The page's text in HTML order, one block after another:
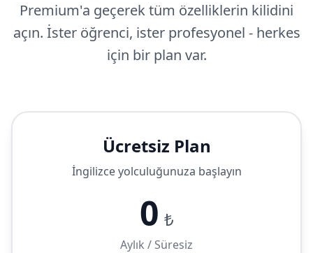
Premium'a geçerek tüm özelliklerin kilidini
açın. İster öğrenci, ister profesyonel - herkes
için bir plan var.
Ücretsiz Plan
İngilizce yolculuğunuza başlayın
0 ₺
Aylık / Süresiz